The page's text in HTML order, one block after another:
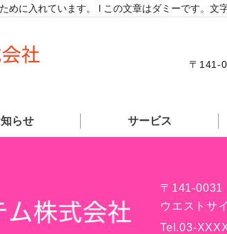
に入れています。 l この文章はダミーです。文
〒141-
らせ サービス
〒141-
ウエストサ
Tel.03-